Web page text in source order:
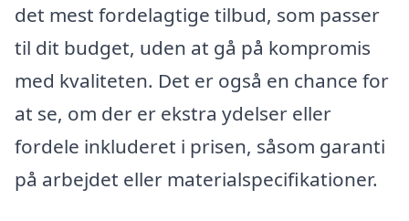
det mest fordelagtige tilbud, som passer
til dit budget, uden at gå på kompromis
med kvaliteten. Det er også en chance for
at se, om der er ekstra ydelser eller
fordele inkluderet i prisen, såsom garanti
på arbejdet eller materialspecifikationer.